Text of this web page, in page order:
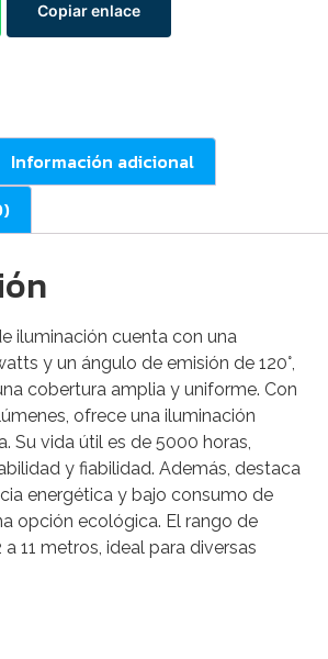
Copiar enlace
Información adicional
iluminación cuenta con una
y un ángulo de emisión de 120°,
cobertura amplia y uniforme. Con
ofrece una iluminación
Su vida útil es de 5000 horas,
y fiabilidad. Además, destaca
energética y bajo consumo de
opción ecológica. El rango de
11 metros, ideal para diversas